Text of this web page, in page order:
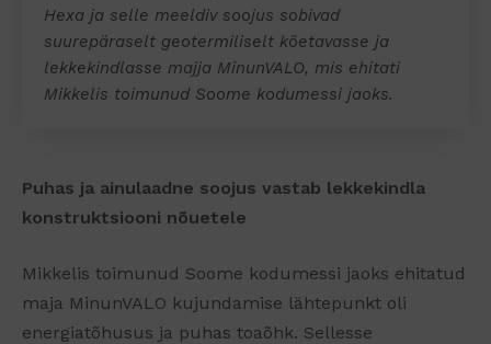
Hexa ja selle meeldiv soojus sobivad
suurepäraselt geotermiliselt köetavasse ja
lekkekindlasse majja MinunVALO, mis ehitati
Mikkelis toimunud Soome kodumessi jaoks.
Puhas ja ainulaadne soojus vastab lekkekindla
konstruktsiooni nõuetele
Mikkelis toimunud Soome kodumessi jaoks ehitatud
maja MinunVALO kujundamise lähtepunkt oli
energiatõhusus ja puhas toaõhk. Sellesse